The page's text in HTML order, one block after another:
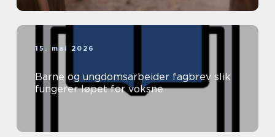
15. mai 2026
Barne og ungdomsarbeider fagbrev slik
fungerer løpet for voksne